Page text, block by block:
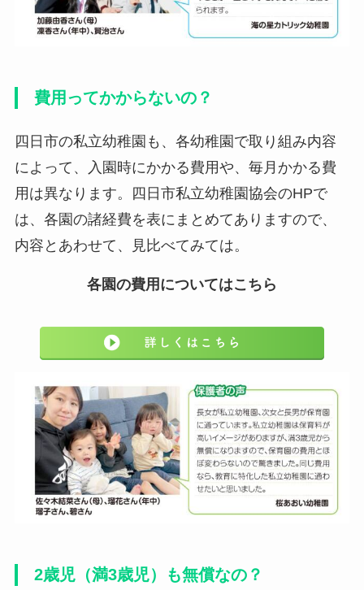
費用ってかからないの？
四日市の私立幼稚園も、各幼稚園で取り組み内容
によって、入園時にかかる費用や、毎月かかる費
用は異なります。四日市私立幼稚園協会のHPで
は、各園の諸経費を表にまとめてありますので、
内容とあわせて、見比べてみては。
各園の費用についてはこちら
2歳児（満3歳児）も無償なの？